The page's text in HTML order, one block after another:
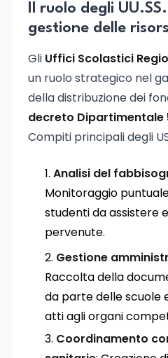
Il ruolo degli
gestione delle
Gli Uffici Scolastici
un ruolo strategico nel
della distribuzione dei
decreto Dipartimentale
Compiti principali degli
Analisi del
Monitoraggio
studenti da assistere
pervenute.
Gestione
Raccolta della
da parte delle scuole
atti agli organi
Coordinamento